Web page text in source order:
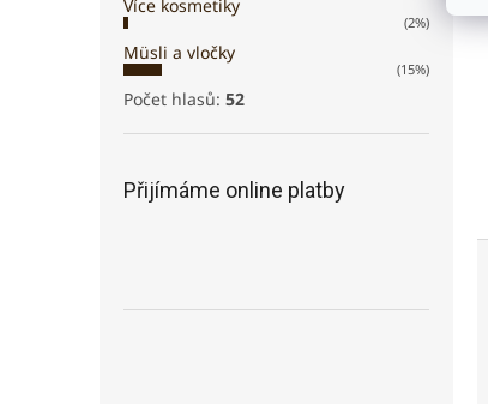
Více kosmetiky
(2%)
Müsli a vločky
(15%)
Počet hlasů: 52
Přijímáme online platby